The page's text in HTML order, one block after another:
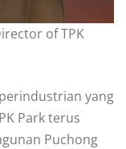
of TPK
yang
Park terus
Puchong